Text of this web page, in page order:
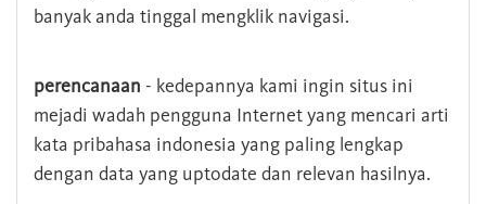
banyak anda tinggal mengklik navigasi.
perencanaan - kedepannya kami ingin situs ini
mejadi wadah pengguna Internet yang mencari arti
kata pribahasa indonesia yang paling lengkap
dengan data yang uptodate dan relevan hasilnya.